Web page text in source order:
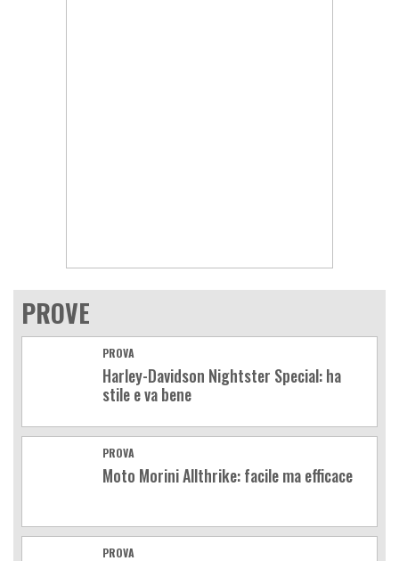
PROVE
PROVA
Harley-Davidson Nightster Special: ha
stile e va bene
PROVA
Moto Morini Allthrike: facile ma efficace
PROVA